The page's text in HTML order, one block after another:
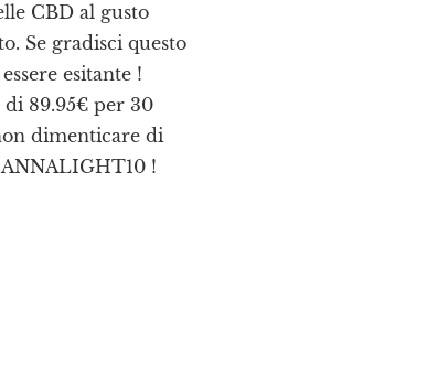
CBD al gusto
Se gradisci questo
esitante !
89.95€ per 30
dimenticare di
!